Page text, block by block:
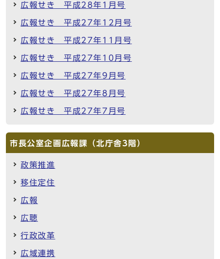
広報せき 平成28年1月号
広報せき 平成27年12月号
広報せき 平成27年11月号
広報せき 平成27年10月号
広報せき 平成27年9月号
広報せき 平成27年8月号
広報せき 平成27年7月号
市長公室企画広報課（北庁舎3階）
政策推進
移住定住
広報
広聴
行政改革
広域連携